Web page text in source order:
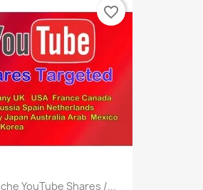
YouTube Shares /...
favorite_border